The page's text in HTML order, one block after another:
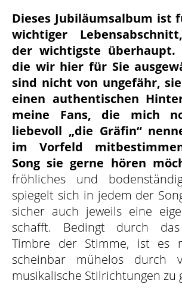
Dieses Jubiläumsalbum ist
wichtiger
der wichtigste überhaupt.
die wir hier für Sie
sind nicht von ungefähr,
einen authentischen
meine Fans, die mich
liebevoll „die Gräfin“
im Vorfeld
Song sie gerne hören
fröhliches und
spiegelt sich in jedem der
sicher auch jeweils eine
schafft. Bedingt durch das
Timbre der Stimme, ist es
scheinbar mühelos durch
musikalische Stilrichtungen zu